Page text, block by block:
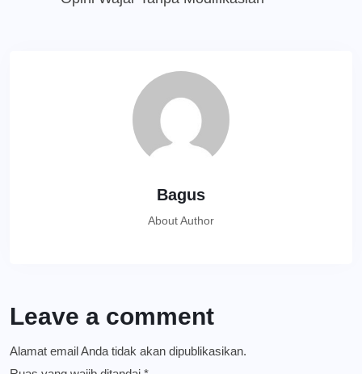
Bagus
About Author
Leave a comment
Alamat email Anda tidak akan dipublikasikan.